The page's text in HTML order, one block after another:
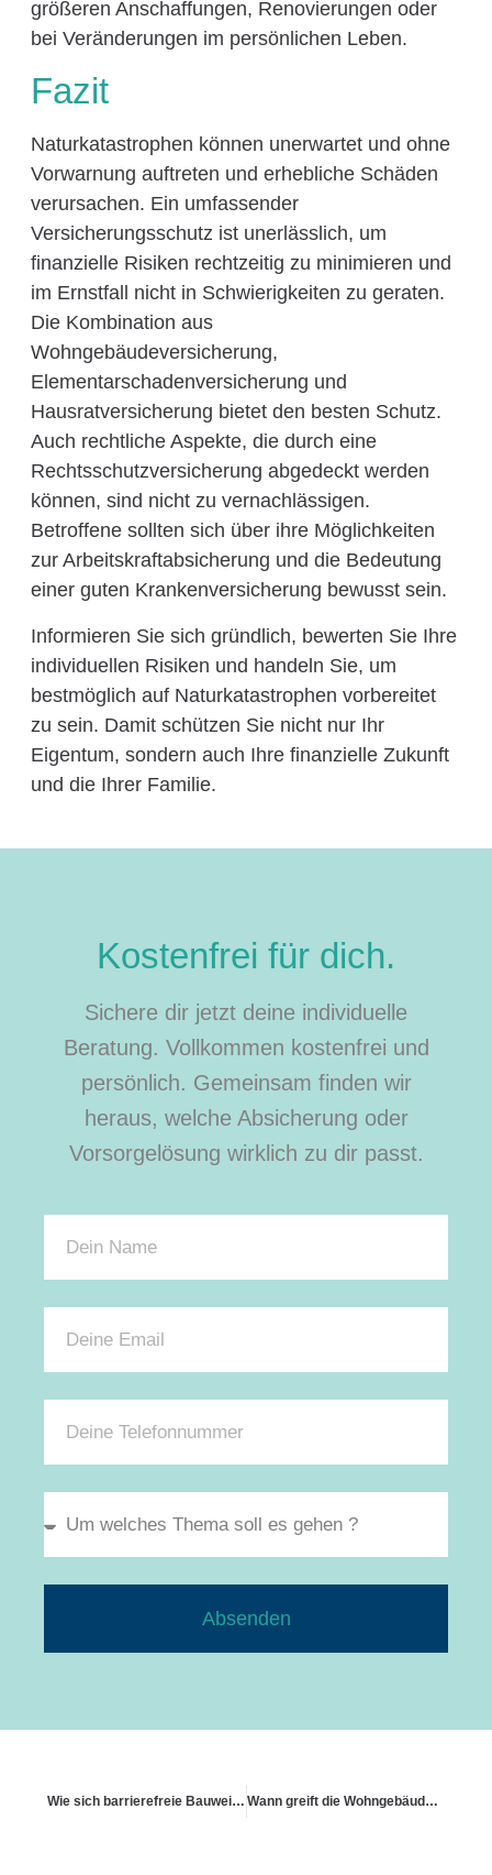
größeren Anschaffungen, Renovierungen oder
bei Veränderungen im persönlichen Leben.
Fazit
Naturkatastrophen können unerwartet und ohne
Vorwarnung auftreten und erhebliche Schäden
verursachen. Ein umfassender
Versicherungsschutz ist unerlässlich, um
finanzielle Risiken rechtzeitig zu minimieren und
im Ernstfall nicht in Schwierigkeiten zu geraten.
Die Kombination aus
Wohngebäudeversicherung,
Elementarschadenversicherung und
Hausratversicherung bietet den besten Schutz.
Auch rechtliche Aspekte, die durch eine
Rechtsschutzversicherung abgedeckt werden
können, sind nicht zu vernachlässigen.
Betroffene sollten sich über ihre Möglichkeiten
zur Arbeitskraftabsicherung und die Bedeutung
einer guten Krankenversicherung bewusst sein.
Informieren Sie sich gründlich, bewerten Sie Ihre
individuellen Risiken und handeln Sie, um
bestmöglich auf Naturkatastrophen vorbereitet
zu sein. Damit schützen Sie nicht nur Ihr
Eigentum, sondern auch Ihre finanzielle Zukunft
und die Ihrer Familie.
Kostenfrei für dich.
Sichere dir jetzt deine individuelle
Beratung. Vollkommen kostenfrei und
persönlich. Gemeinsam finden wir
heraus, welche Absicherung oder
Vorsorgelösung wirklich zu dir passt.
Absenden
Wie sich barrierefreie Bauweise auf den Gebäudeschutz auswirkt Wann greift die Wohngebäudeversicherung bei Einbruch